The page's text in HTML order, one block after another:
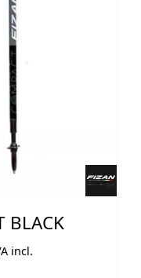
BLACK
incl.